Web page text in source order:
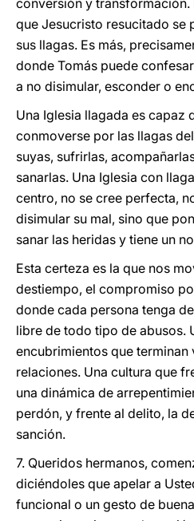
conversión y
que Jesucristo resucitado se
sus llagas. Es más,
donde Tomás puede
a no disimular, esconder o
Una Iglesia llagada es capaz
conmoverse por las llagas
suyas, sufrirlas,
sanarlas. Una Iglesia con
centro, no se cree perfecta,
disimular su mal, sino que
sanar las heridas y tiene un
Esta certeza es la que nos
destiempo, el compromiso
donde cada persona tenga
libre de todo tipo de abusos.
encubrimientos que
relaciones. Una cultura que
una dinámica de
perdón, y frente al delito, la
sanción.
7. Queridos hermanos,
diciéndoles que apelar a
funcional o un gesto de